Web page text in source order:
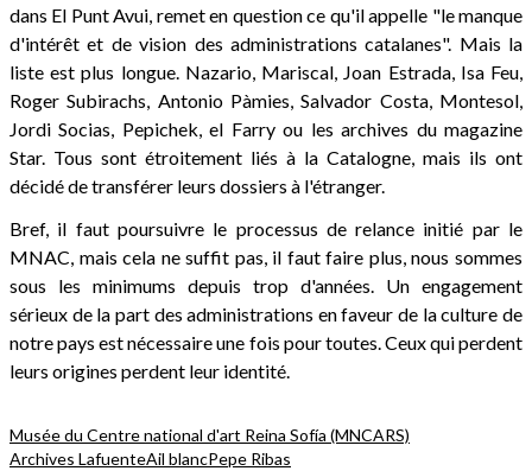
dans El Punt Avui, remet en question ce qu'il appelle "le manque
d'intérêt et de vision des administrations catalanes". Mais la
liste est plus longue. Nazario, Mariscal, Joan Estrada, Isa Feu,
Roger Subirachs, Antonio Pàmies, Salvador Costa, Montesol,
Jordi Socias, Pepichek, el Farry ou les archives du magazine
Star. Tous sont étroitement liés à la Catalogne, mais ils ont
décidé de transférer leurs dossiers à l'étranger.
Bref, il faut poursuivre le processus de relance initié par le
MNAC, mais cela ne suffit pas, il faut faire plus, nous sommes
sous les minimums depuis trop d'années. Un engagement
sérieux de la part des administrations en faveur de la culture de
notre pays est nécessaire une fois pour toutes. Ceux qui perdent
leurs origines perdent leur identité.
Musée du Centre national d'art Reina Sofía (MNCARS)
Archives LafuenteAil blancPepe Ribas